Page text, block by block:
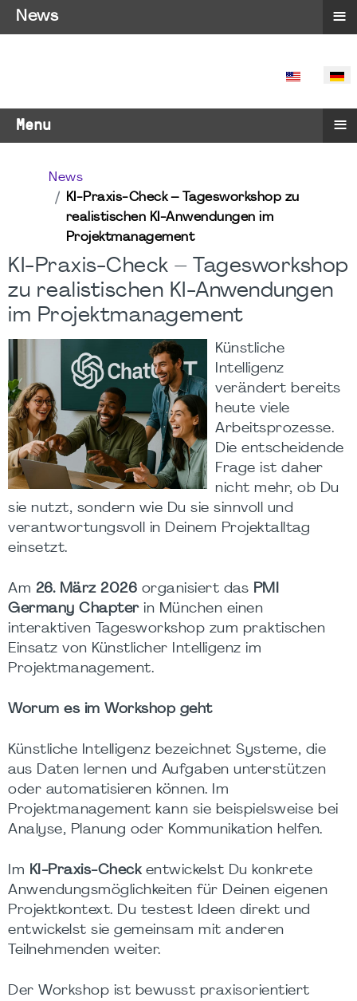
SPRACHE
Menu ≡
News
KI-Praxis-Check – Tagesworkshop zu
realistischen KI-Anwendungen im
Projektmanagement
KI-Praxis-Check – Tagesworkshop
zu realistischen KI-Anwendungen
im Projektmanagement
Künstliche
Intelligenz
verändert bereits
heute viele
Arbeitsprozesse.
Die entscheidende
Frage ist daher
nicht mehr, ob Du
sie nutzt, sondern wie Du sie sinnvoll und
verantwortungsvoll in Deinem Projektalltag
einsetzt.
Am 26. März 2026 organisiert das PMI
Germany Chapterin München einen
interaktiven Tagesworkshop zum praktischen
Einsatz von Künstlicher Intelligenz im
Projektmanagement.
Worum es im Workshop geht
Künstliche Intelligenz bezeichnet Systeme, die
aus Daten lernen und Aufgaben unterstützen
oder automatisieren können. Im
Projektmanagement kann sie beispielsweise bei
Analyse, Planung oder Kommunikation helfen.
Im KI-Praxis-Checkentwickelst Du konkrete
Anwendungsmöglichkeiten für Deinen eigenen
Projektkontext. Du testest Ideen direkt und
entwickelst sie gemeinsam mit anderen
Teilnehmenden weiter.
Der Workshop ist bewusst praxisorientiert
News ≡